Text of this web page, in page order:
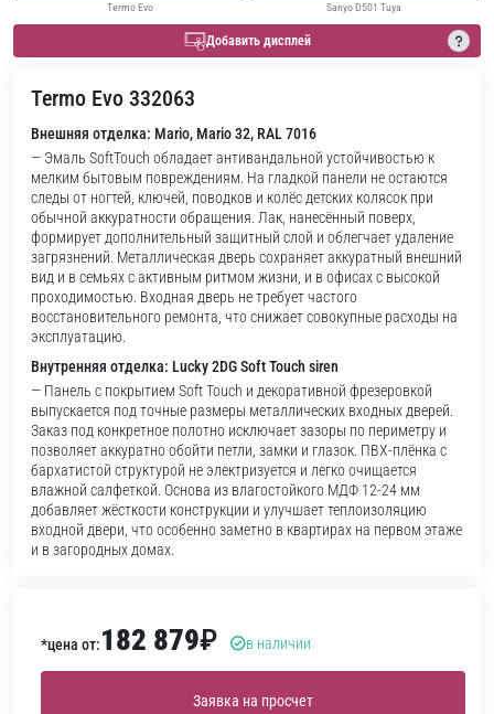
Termo Evo Sanyo D501 Tuya
Добавить дисплей
Termo Evo 332063
Внешняя отделка: Mario, Mario 32, RAL 7016
— Эмаль SoftTouch обладает антивандальной устойчивостью к
мелким бытовым повреждениям. На гладкой панели не остаются
следы от ногтей, ключей, поводков и колёс детских колясок при
обычной аккуратности обращения. Лак, нанесённый поверх,
формирует дополнительный защитный слой и облегчает удаление
загрязнений. Металлическая дверь сохраняет аккуратный внешний
вид и в семьях с активным ритмом жизни, и в офисах с высокой
проходимостью. Входная дверь не требует частого
восстановительного ремонта, что снижает совокупные расходы на
эксплуатацию.
Внутренняя отделка: Lucky 2DG Soft Touch siren
— Панель с покрытием Soft Touch и декоративной фрезеровкой
выпускается под точные размеры металлических входных дверей.
Заказ под конкретное полотно исключает зазоры по периметру и
позволяет аккуратно обойти петли, замки и глазок. ПВХ-плёнка с
бархатистой структурой не электризуется и легко очищается
влажной салфеткой. Основа из влагостойкого МДФ 12-24 мм
добавляет жёсткости конструкции и улучшает теплоизоляцию
входной двери, что особенно заметно в квартирах на первом этаже
и в загородных домах.
*цена от:182 879₽ в наличии
Заявка на просчет